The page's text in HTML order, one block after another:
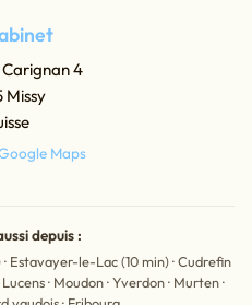
4
Missy
Maps
depuis :
Estavayer-le-Lac (10 min) · Cudrefin
· Moudon · Yverdon · Murten ·